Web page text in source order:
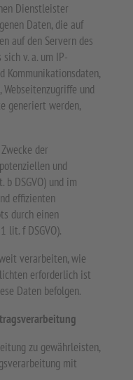
Dienstleister
Daten, die auf
auf den Servern des
v. a. um IP-
Kommunikationsdaten,
und
generiert werden,
der
und
b DSGVO) und im
effizienten
durch einen
lit. f DSGVO).
verarbeiten, wie
erforderlich ist
Daten befolgen.
zu gewährleisten,
mit